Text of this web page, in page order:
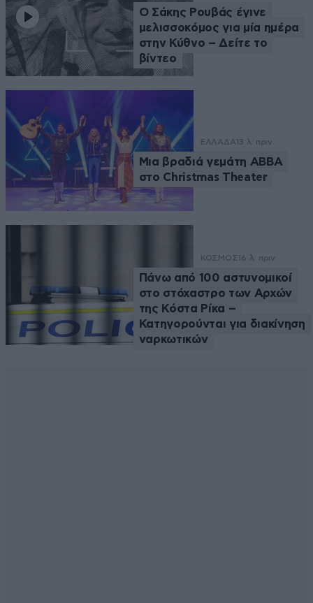
Ο Σάκης Ρουβάς έγινε
μελισσοκόμος για μία ημέρα
στην Κύθνο – Δείτε το
βίντεο
ΕΛΛΑΔΑ 13 λ. πριν
Μια βραδιά γεμάτη ABBA
στο Christmas Theater
ΚΟΣΜΟΣ 16 λ. πριν
Πάνω από 100 αστυνομικοί
στο στόχαστρο των Αρχών
της Κόστα Ρίκα –
Κατηγορούνται για διακίνηση
ναρκωτικών